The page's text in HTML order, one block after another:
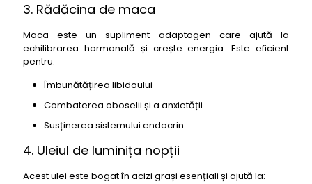
3. Rădăcina de maca
Maca este un supliment adaptogen care ajută la
echilibrarea hormonală și crește energia. Este eficient
pentru:
Îmbunătățirea libidoului
Combaterea oboselii și a anxietății
Susținerea sistemului endocrin
4. Uleiul de luminița nopții
Acest ulei este bogat în acizi grași esențiali și ajută la: